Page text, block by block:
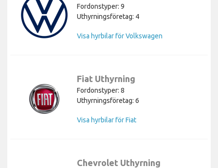
Fordonstyper: 9
Uthyrningsföretag: 4
Visa hyrbilar för Volkswagen
Fiat Uthyrning
Fordonstyper: 8
Uthyrningsföretag: 6
Visa hyrbilar för Fiat
Chevrolet Uthyrning